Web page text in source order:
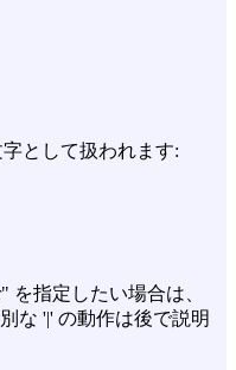
として扱われます:
を指定したい場合は、
な '|' の動作は後で説明